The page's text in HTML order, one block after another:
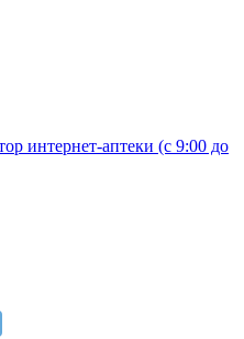
интернет-аптеки (с 9:00 до